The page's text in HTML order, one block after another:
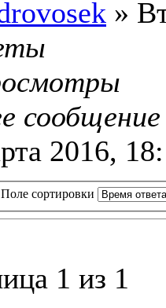
»
2016,
Поле сортировки
1 из 1